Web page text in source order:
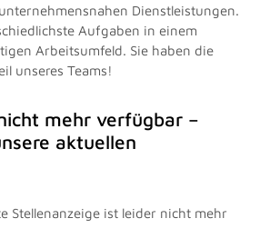
Dienstleistungen.
Aufgaben in einem
Arbeitsumfeld. Sie haben die
unseres Teams!
mehr verfügbar –
aktuellen
Stellenanzeige ist leider nicht mehr